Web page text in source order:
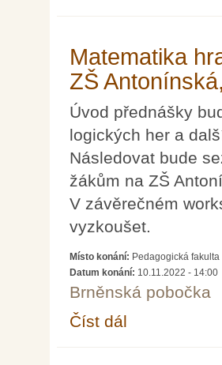
Matematika
ZŠ
Úvod přednášky
logických her a
Následovat bude
žákům na ZŠ
V závěrečném
vyzkoušet.
Místo konání: Pedagogická
Datum konání: 10.11.2022 - 14:00
Brněnská pobočka
Číst dál